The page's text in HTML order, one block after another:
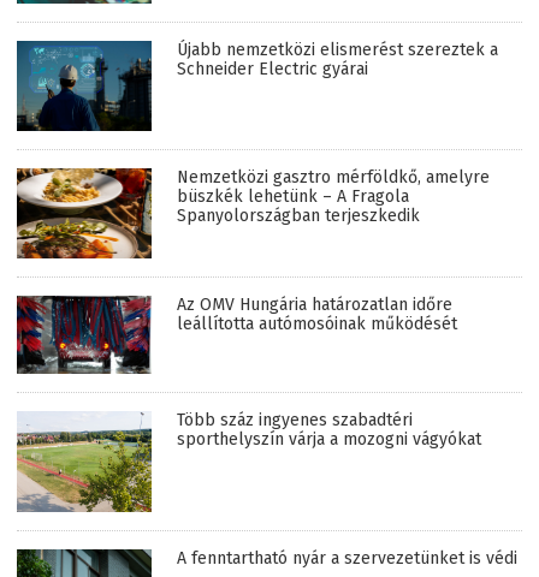
Újabb nemzetközi elismerést szereztek a
Schneider Electric gyárai
Nemzetközi gasztro mérföldkő, amelyre
büszkék lehetünk – A Fragola
Spanyolországban terjeszkedik
Az OMV Hungária határozatlan időre
leállította autómosóinak működését
Több száz ingyenes szabadtéri
sporthelyszín várja a mozogni vágyókat
A fenntartható nyár a szervezetünket is védi